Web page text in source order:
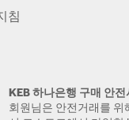
침
KEB 하나은행 구매 안
회원님은 안전거래를 위